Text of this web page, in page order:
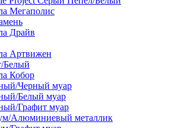
Мегаполис
Драйв
Артвижен
Белый
Кобор
Черный муар
Белый муар
Графит муар
Алюминиевый металлик